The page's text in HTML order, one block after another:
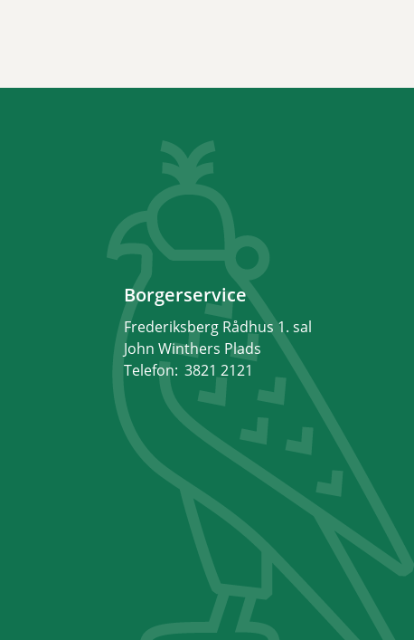
Borgerservice
Frederiksberg Rådhus 1. sal
John Winthers Plads
Telefon: 3821 2121